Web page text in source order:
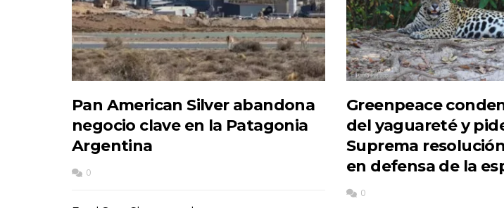
Pan American Silver abandona
negocio clave en la Patagonia
Argentina
0
Greenpeace
del yaguareté y
Suprema
en defensa de la
0